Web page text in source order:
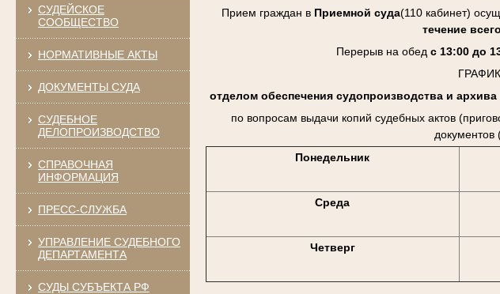
СУДЕЙСКОЕ
СООБЩЕСТВО
НОРМАТИВНЫЕ АКТЫ
ДОКУМЕНТЫ СУДА
СУДЕБНОЕ
ДЕЛОПРОИЗВОДСТВО
СПРАВОЧНАЯ
ИНФОРМАЦИЯ
ПРЕСС-СЛУЖБА
УПРАВЛЕНИЕ СУДЕБНОГО
ДЕПАРТАМЕНТА
СУДЫ СУБЪЕКТА РФ
Прием граждан в Приемной суда(110 кабинет)
течение
Перерыв на обед с 13:00 до
отделом обеспечения судопроизводства и
по вопросам выдачи копий судебных актов
документов
Понедельник
Среда
Четверг